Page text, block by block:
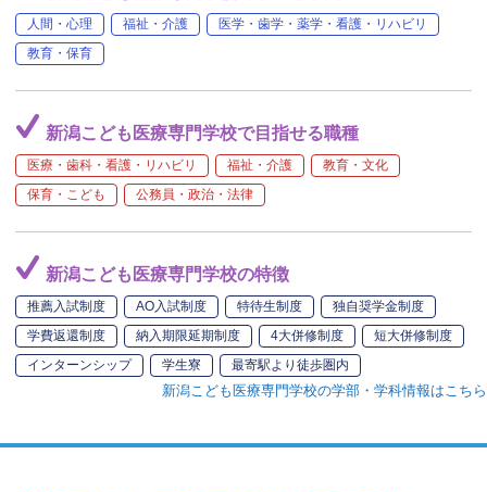
人間・心理 福祉・介護
医学・歯学・薬学・看護・リハビリ
教育・保育
新潟こども医療専門学校で目指せる職種
医療・歯科・看護・リハビリ 福祉・介護
教育・文化
保育・こども
公務員・政治・法律
新潟こども医療専門学校の特徴
推薦入試制度 AO入試制度 特待生制度
独自奨学金制度
学費返還制度
納入期限延期制度 4大併修制度
短大併修制度
インターンシップ
学生寮 最寄駅より徒歩圏内
新潟こども医療専門学校の学部・学科情報はこちら